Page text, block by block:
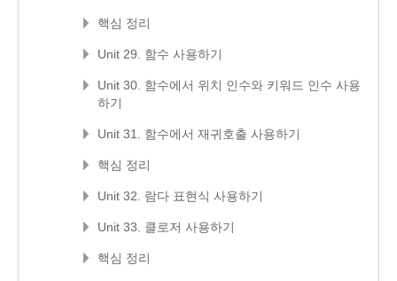
핵심 정리
Unit 29. 함수 사용하기
Unit 30. 함수에서 위치 인수와 키워드 인수 사용
하기
Unit 31. 함수에서 재귀호출 사용하기
핵심 정리
Unit 32. 람다 표현식 사용하기
Unit 33. 클로저 사용하기
핵심 정리